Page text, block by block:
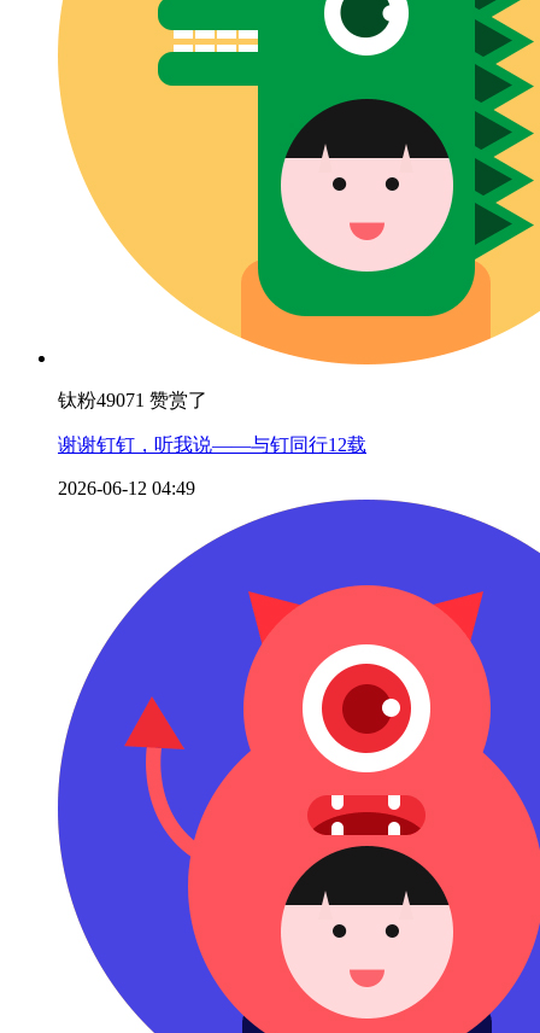
钛粉49071 赞赏了
谢谢钉钉，听我说——与钉同行12载
2026-06-12 04:49